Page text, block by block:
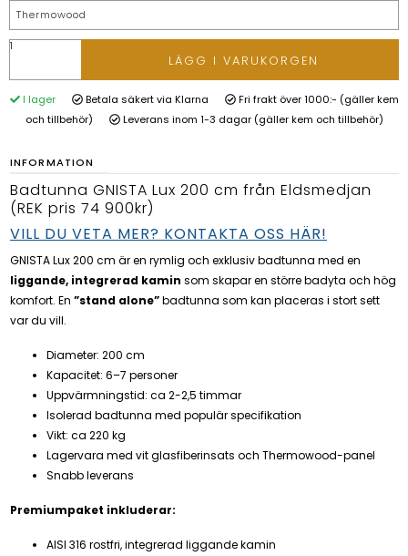
Thermowood
LÄGG I VARUKORGEN
I lager Betala säkert via Klarna
Fri frakt över 1000:- (gäller kem
och tillbehör)
Leverans inom 1-3 dagar (gäller kem och tillbehör)
INFORMATION
Badtunna GNISTA Lux 200 cm från Eldsmedjan
(REK pris 74 900kr)
VILL DU VETA MER? KONTAKTA OSS HÄR!
GNISTA Lux 200 cm är en rymlig och exklusiv badtunna med en
liggande, integrerad kamin som skapar en större badyta och hög
komfort. En ”stand alone”badtunna som kan placeras i stort sett
var du vill.
Diameter: 200 cm
Kapacitet: 6–7 personer
Uppvärmningstid: ca 2-2,5 timmar
Isolerad badtunna med populär specifikation
Vikt: ca 220 kg
Lagervara med vit glasfiberinsats och Thermowood-panel
Snabb leverans
Premiumpaket inkluderar:
AISI 316 rostfri, integrerad liggande kamin